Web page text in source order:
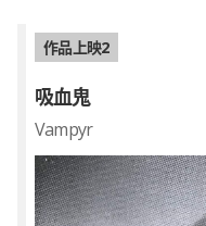
作品上映
吸血鬼
Vampyr